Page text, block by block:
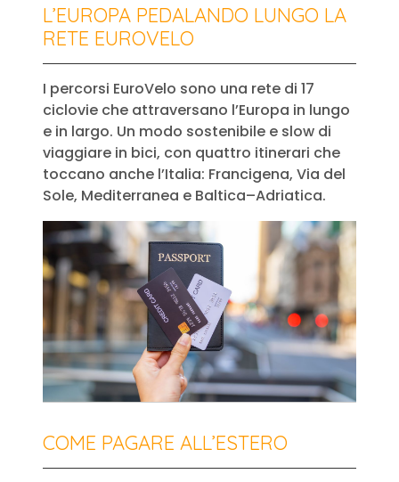
L’EUROPA PEDALANDO LUNGO LA
RETE EUROVELO
I percorsi EuroVelo sono una rete di 17
ciclovie che attraversano l’Europa in lungo
e in largo. Un modo sostenibile e slow di
viaggiare in bici, con quattro itinerari che
toccano anche l’Italia: Francigena, Via del
Sole, Mediterranea e Baltica–Adriatica.
COME PAGARE ALL’ESTERO